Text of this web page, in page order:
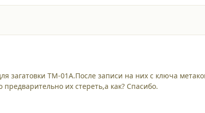
загатовки ТМ-01А.После записи на них с ключа
их стереть,а как? Спасибо.